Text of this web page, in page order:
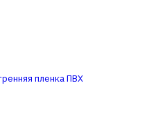
пленка ПВХ